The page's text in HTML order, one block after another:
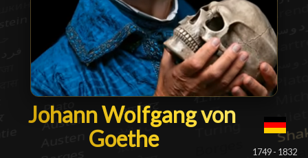
Johann Wolfgang von
Johann Wolfgang von
Goethe█ 1749 - 1832